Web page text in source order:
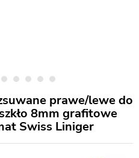
prawe/lewe do
8mm grafitowe
Swiss Liniger